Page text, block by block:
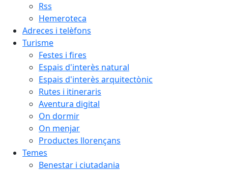
Rss
Hemeroteca
Adreces i telèfons
Turisme
Festes i fires
Espais d'interès natural
Espais d'interès arquitectònic
Rutes i itineraris
Aventura digital
On dormir
On menjar
Productes llorençans
Temes
Benestar i ciutadania